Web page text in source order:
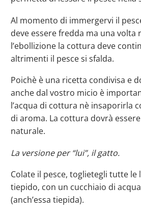
Al momento di immergervi il
deve essere fredda ma una volta
l’ebollizione la cottura deve
altrimenti il pesce si sfalda.
Poichè è una ricetta condivisa e
anche dal vostro micio è
l’acqua di cottura nè insaporirla
di aroma. La cottura dovrà
naturale.
La versione per “lui”, il gatto.
Colate il pesce, toglietegli tutte le
tiepido, con un cucchiaio di
(anch’essa tiepida).